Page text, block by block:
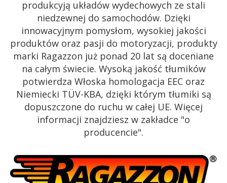
produkcyją układów wydechowych ze stali
niedzewnej do samochodów. Dzięki
innowacyjnym pomysłom, wysokiej jakości
produktów oraz pasji do motoryzacji, produkty
marki Ragazzon już ponad 20 lat są doceniane
na całym świecie. Wysoką jakość tłumików
potwierdza Włoska homologacja EEC oraz
Niemiecki TÜV-KBA, dzięki którym tłumiki są
dopuszczone do ruchu w całej UE. Więcej
informacji znajdziesz w zakładce "o
producencie".